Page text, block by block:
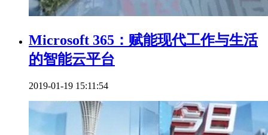
Microsoft 365：赋能现代工作与生活
的智能云平台
2019-01-19 15:11:54